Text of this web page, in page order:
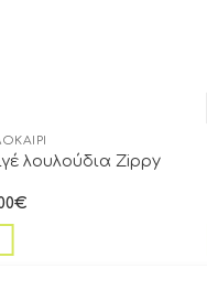
λουλούδια Zippy
€